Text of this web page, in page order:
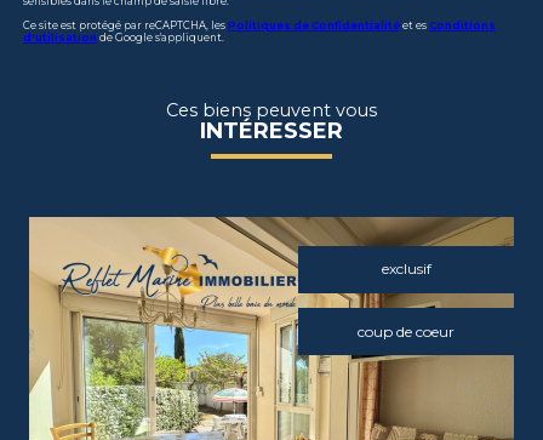
Ce site est protégé par reCAPTCHA, les Politiques de Confidentialité et es Conditions
d'utilisation de Google s'appliquent.
Ces biens peuvent vous
INTÉRESSER
exclusif
coup de coeur
voir le bien